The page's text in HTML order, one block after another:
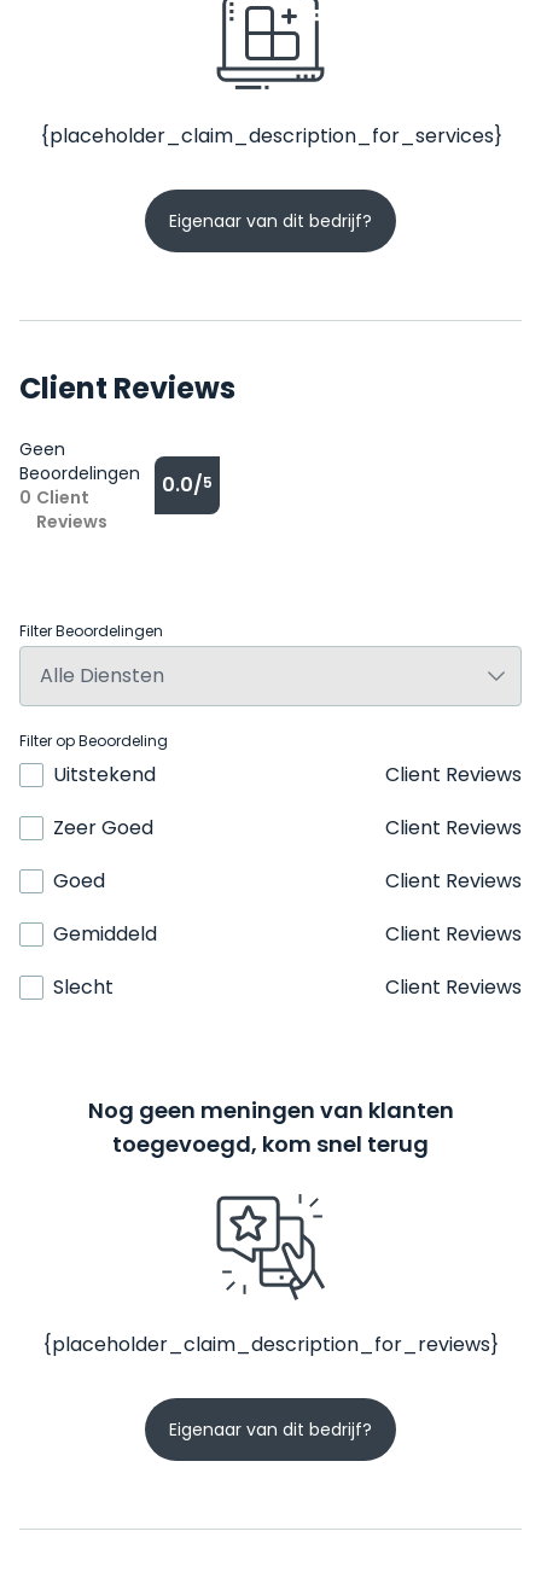
{placeholder_claim_description_for_services}
Eigenaar van dit bedrijf?
Client Reviews
Geen
Beoordelingen
0 Client
Reviews
0.0/5
Filter Beoordelingen
Filter op Beoordeling
Uitstekend
Client Reviews
Zeer Goed
Client Reviews
Goed
Client Reviews
Gemiddeld
Client Reviews
Slecht
Client Reviews
Nog geen meningen van klanten
toegevoegd, kom snel terug
{placeholder_claim_description_for_reviews}
Eigenaar van dit bedrijf?